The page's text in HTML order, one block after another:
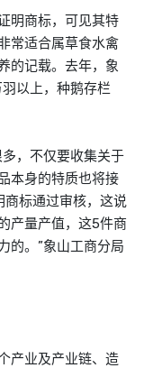
商标，可见其特
常适合属草食水禽
的记载。去年，象
以上，种鹅存栏
，不仅要收集关于
本身的特质也将接
标通过审核，这说
产量产值，这5件商
的。”象山工商分局
业及产业链、造